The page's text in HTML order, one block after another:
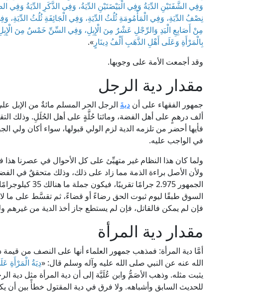
وَفِي الشَّفَتَيْنِ الدِّيَةُ وَفِي الْبَيْضَتَيْنِ الدِّيَةُ، وَفِي الذَّكَرِ الدِّيَةُ وَفِي
نِصْفُ الدِّيَةِ، وَفِي الْمَأْمُومَةِ ثُلُثُ الدِّيَةِ، وَفِي الْجَائِفَةِ ثُلُثُ
مِنْ أَصَابِعِ الْيَدِ وَالرِّجْلِ عَشْرٌ مِنَ الْإِبِلِ، وَفِي السِّنِّ خَمْسٌ مِنَ
بِالْمَرْأَةِ وَعَلَى أَهْلِ الذَّهَبِ أَلْفُ دِينَارٍ ».
وقد أجمعت الأمة على وجوبها.
مقدار دية الرجل
جمهور الفقهاء على أن ديةَ الرجل الحر المسلم مائةٌ من الإبل
ألف درهمٍ على أهل الفضة، ومائتا حُلَّةٍ على أهل الحُلَلِ. وذلك
فأيها أحضر من تلزمه الدية لزم الولي قبولها، سواء أكان ولي
في الواجب عليه.
ولما كان هذا النظام غير متهيِّئ على كل الأحوال في عصرنا هذا
ولأن الأصل براءة الذمة مما زاد على ذلك، وذلك متحققٌ في
السوق طبقًا ليوم ثبوت الحق رضاءً أو قضاءً، ثم تقسَّط على ما لا
فإن لم يمكن فالقاتل، فإن لم يستطع جاز أخذ الدية من غيرهم
مقدار دية المرأة
أمَّا دية المرأة: فمذهب جمهور العلماء أنها على النصف من
الله عنه عن النبي صلى الله عليه وآله وسلم قال: «دِيَةُ الْمَرْأَةِ
يثبت مثله. وذهب الأصَمُّ وابن عُلَيَّة إلى أن دية المرأة مثل دية
للحديث السابق وأشباهه. ولا فرق في دية المقتول خطأً بين أن